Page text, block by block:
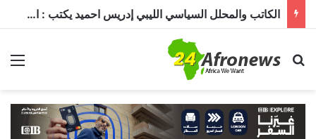
السعودية وتركيا وباكستان توقع «اتفاقية مكة للدفاع المشترك».. هجوم على دولة يُعد اعتداءً على الجميع
بحث عن